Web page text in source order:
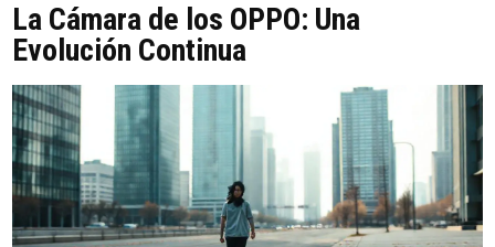
La Cámara de los OPPO: Una
Evolución Continua